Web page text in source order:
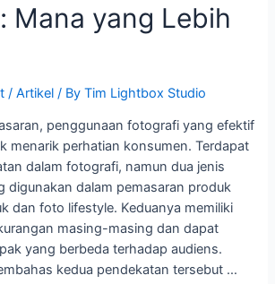
Mana yang Lebih
/Artikel / ByTim Lightbox Studio
penggunaan fotografi yang efektif
menarik perhatian konsumen. Terdapat
dalam fotografi, namun dua jenis
digunakan dalam pemasaran produk
dan foto lifestyle. Keduanya memiliki
masing-masing dan dapat
yang berbeda terhadap audiens.
kedua pendekatan tersebut …